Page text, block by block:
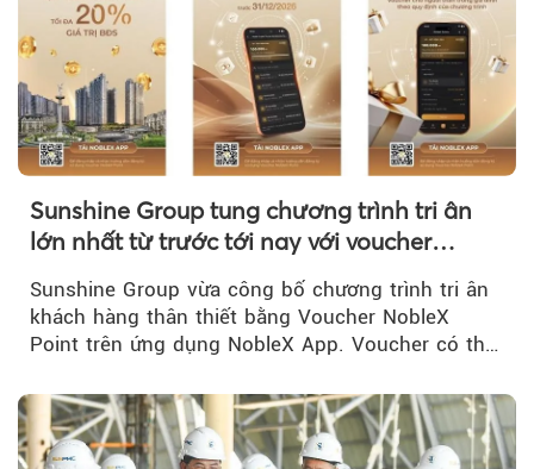
Sunshine Group tung chương trình tri ân
lớn nhất từ trước tới nay với voucher
Sunshine Group vừa công bố chương trình tri ân
khách hàng thân thiết bằng Voucher NobleX
Point trên ứng dụng NobleX App. Voucher có thể